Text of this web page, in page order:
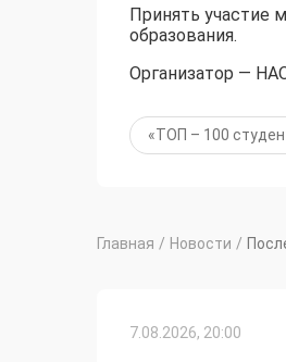
Принять участие
образования.
Организатор —
«ТОП – 100
Главная / Новости /
7.08.2026, 20:00